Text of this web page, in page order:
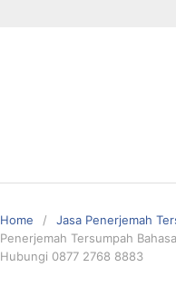
Home
Jasa Penerjemah
Penerjemah Tersumpah
Hubungi 0877 2768 8883